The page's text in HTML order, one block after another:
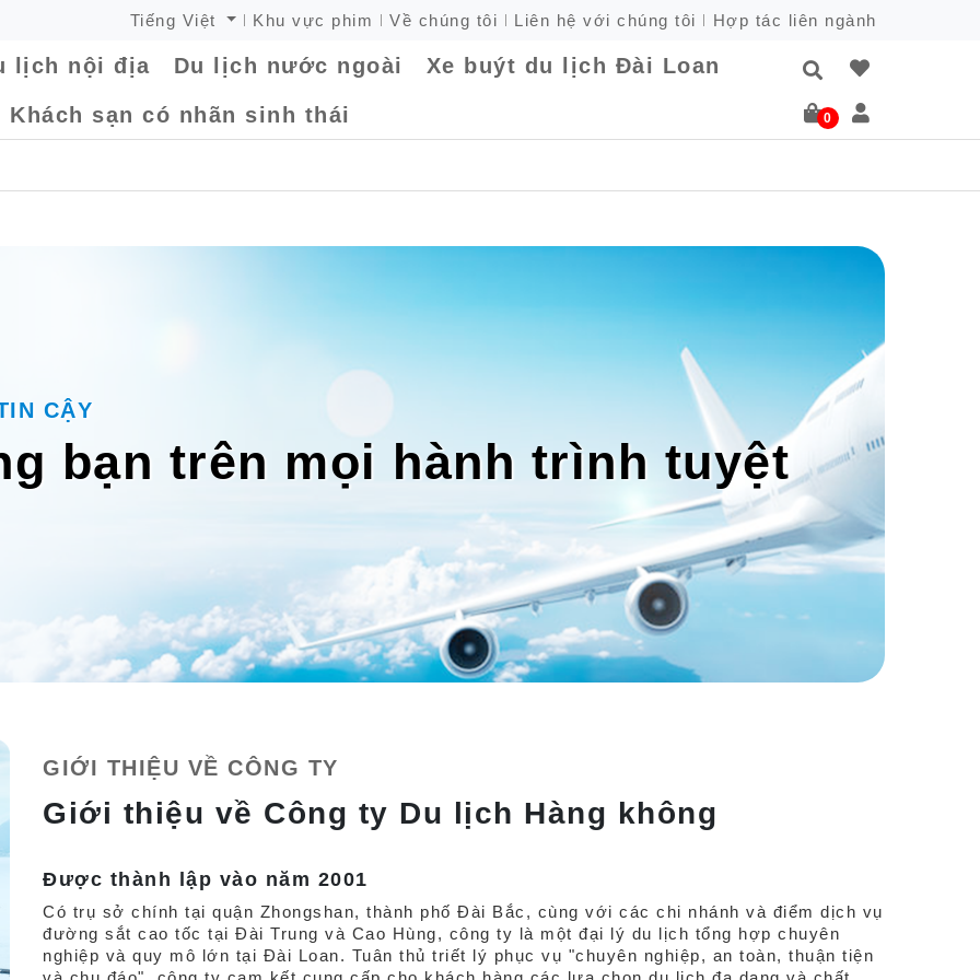
Tiếng Việt Khu vực phim Về chúng tôi Liên hệ với chúng tôi Hợp tác liên ngành
lịch nội địa Du lịch nước ngoài Xe buýt du lịch Đài Loan
Khách sạn có nhãn sinh thái 0
CẬY
bạn trên mọi hành trình tuyệt
GIỚI THIỆU VỀ CÔNG TY
Giới thiệu về Công ty Du lịch Hàng không
Được thành lập vào năm 2001
Có trụ sở chính tại quận Zhongshan, thành phố Đài Bắc, cùng với các chi nhánh và điểm dịch vụ
đường sắt cao tốc tại Đài Trung và Cao Hùng, công ty là một đại lý du lịch tổng hợp chuyên
nghiệp và quy mô lớn tại Đài Loan. Tuân thủ triết lý phục vụ "chuyên nghiệp, an toàn, thuận tiện